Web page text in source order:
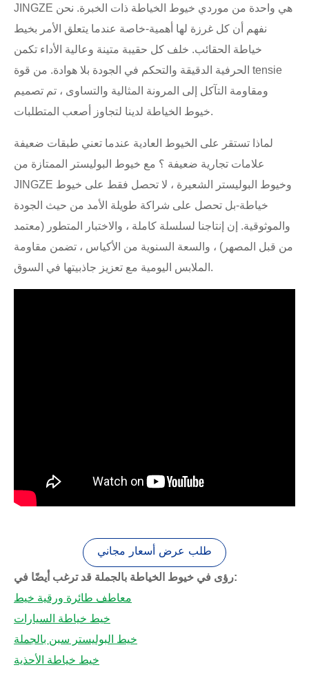
JINGZE هي واحدة من موردي خيوط الخياطة ذات الخبرة. نحن
نفهم أن كل غرزة لها أهمية-خاصة عندما يتعلق الأمر بخيط
خياطة الحقائب. خلف كل حقيبة متينة وعالية الأداء تكمن
الحرفية الدقيقة والتحكم في الجودة بلا هوادة. من قوة tensie
ومقاومة التآكل إلى المرونة المثالية والتساوى ، تم تصميم
خيوط الخياطة لدينا لتجاوز أصعب المتطلبات.
لماذا تستقر على الخيوط العادية عندما تعني طبقات ضعيفة
علامات تجارية ضعيفة ؟ مع خيوط البوليستر الممتازة من
JINGZE وخيوط البوليستر الشعيرة ، لا تحصل فقط على خيوط
خياطة-بل تحصل على شراكة طويلة الأمد من حيث الجودة
والموثوقية. إن إنتاجنا لسلسلة كاملة ، والاختبار المتطور (معتمد
من قبل المصهر) ، والسعة السنوية من الأكياس ، تضمن مقاومة
الملابس اليومية مع تعزيز جاذبيتها في السوق.
طلب عرض أسعار مجاني
رؤى في خيوط الخياطة بالجملة قد ترغب أيضًا في:
معاطف طائرة ورقية خيط
خيط خياطة السيارات
خيط البوليستر سبن بالجملة
خيط خياطة الأحذية